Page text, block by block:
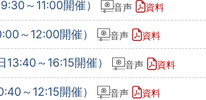
～11:00開催） 音声 資料
～12:00開催） 音声 資料
～16:15開催） 音声 資料
～12:15開催） 音声 資料